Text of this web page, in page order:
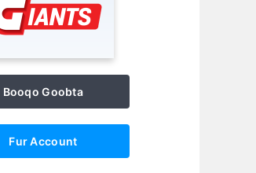
Booqo Goobta
Fur Account